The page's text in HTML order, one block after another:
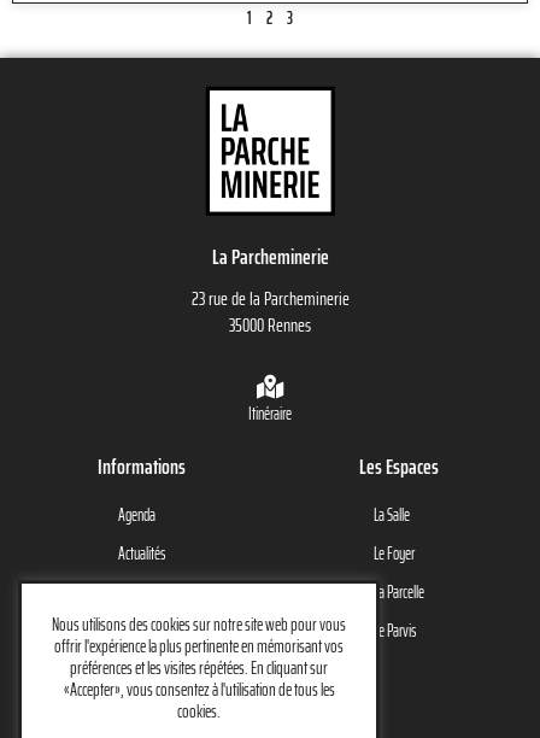
1 2 3
La Parcheminerie
23 rue de la Parcheminerie
35000 Rennes
Itinéraire
Informations
Agenda
Actualités
Le Lieu
Contact
Les Espaces
La Salle
Le Foyer
La Parcelle
Le Parvis
Restons en contact
Nous utilisons des cookies sur notre site web pour vous
offrir l'expérience la plus pertinente en mémorisant vos
préférences et les visites répétées. En cliquant sur
«Accepter», vous consentez à l'utilisation de tous les
cookies.